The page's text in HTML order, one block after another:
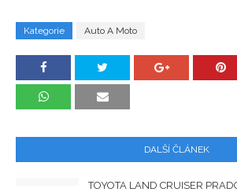
Kategorie Auto A Moto
DALŠÍ ČLÁNEK
TOYOTA LAND CRUISER